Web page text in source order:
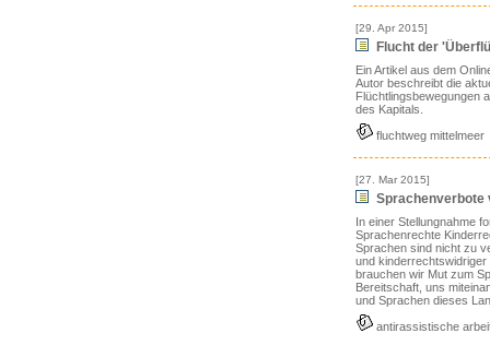
[29. Apr 2015]
Flucht der
Ein Artikel aus dem
Autor beschreibt die
Flüchtlingsbewegungen
des Kapitals.
fluchtweg mittelmeer
[27. Mar 2015]
Sprachenverbote
In einer Stellungnahme
Sprachenrechte
Sprachen sind nicht zu
und kinderrechtswidriger
brauchen wir Mut zum
Bereitschaft, uns
und Sprachen dieses
antirassistische